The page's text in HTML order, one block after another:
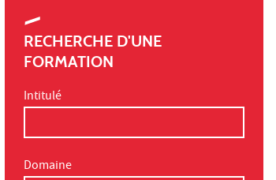
RECHERCHE D'UNE
FORMATION
Intitulé
Domaine